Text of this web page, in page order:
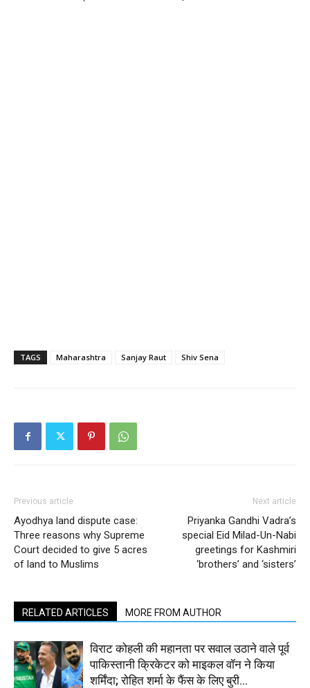
TAGS Maharashtra Sanjay Raut Shiv Sena
Previous article
Ayodhya land dispute case:
Three reasons why Supreme
Court decided to give 5 acres
of land to Muslims
Next article
Priyanka Gandhi Vadra’s
special Eid Milad-Un-Nabi
greetings for Kashmiri
‘brothers’ and ‘sisters’
RELATED ARTICLES MORE FROM AUTHOR
विराट कोहली की महानता पर सवाल उठाने वाले पूर्व
पाकिस्तानी क्रिकेटर को माइकल वॉन ने किया
शर्मिंदा; रोहित शर्मा के फैंस के लिए बुरी...